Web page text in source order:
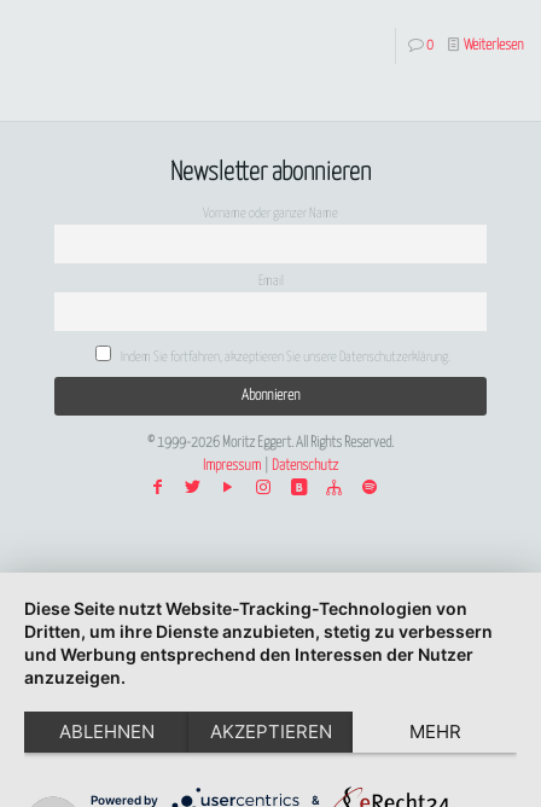
0 Weiterlesen
Newsletter abonnieren
Vorname oder ganzer Name
Email
Indem Sie fortfahren, akzeptieren Sie unsere Datenschutzerklärung.
© 1999-2026 Moritz Eggert. All Rights Reserved.
Impressum
Datenschutz
Diese Seite nutzt Website-Tracking-Technologien von
Dritten, um ihre Dienste anzubieten, stetig zu verbessern
und Werbung entsprechend den Interessen der Nutzer
anzuzeigen.
ABLEHNEN AKZEPTIEREN MEHR
Powered by &